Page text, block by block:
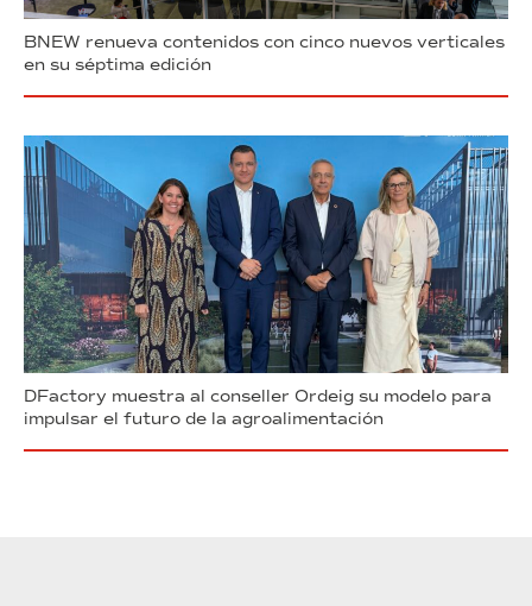
BNEW renueva contenidos con cinco nuevos verticales
en su séptima edición
DFactory muestra al conseller Ordeig su modelo para
impulsar el futuro de la agroalimentación